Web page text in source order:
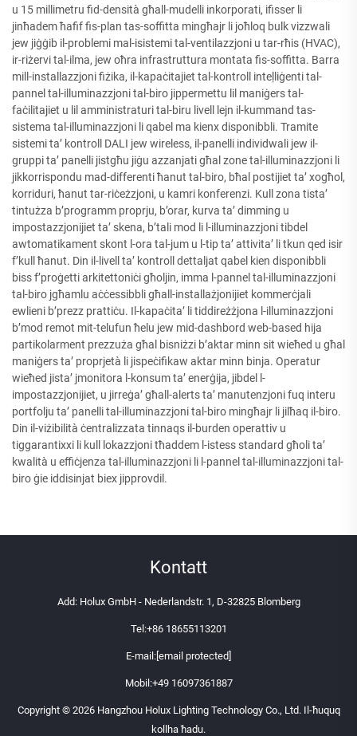
u 15 millimetru fid-densità għall-mudelli inkorporati, ifisser li
jinħadem ħafif fis-plan tas-soffitta mingħajr li joħloq bulk vizzwali
jew jiġġib il-problemi mal-isistemi tal-ventilazzjoni u tar-rħis (HVAC),
ir-riżervi tal-ilma, jew oħra infrastruttura montata fis-soffitta. Barra
mill-installazzjoni fiżika, il-kapaċitajiet tal-kontroll inteḷliġenti tal-
pannel tal-illuminazzjoni tal-biro jippermettu lil maniġers tal-
faċilitajiet u lil amministraturi tal-biru livell lejn il-kummand tas-
sistema tal-illuminazzjoni li qabel ma kienx disponibbli. Tramite
sistemi ta’ kontroll DALI jew wireless, il-panelli individwali jew il-
gruppi ta’ panelli jistgħu jiġu azzanjati għal zone tal-illuminazzjoni li
jikkorrispondu mad-differenti ħanut tal-biro, bħal postijiet ta’ xogħol,
korriduri, ħanut tar-riċeżzjoni, u kamri konferenzi. Kull zona tista’
tintużza b’programm proprju, b’orar, kurva ta’ dimming u
impostazzjonijiet ta’ skena, b’tali mod li l-illuminazzjoni tibdel
awtomatikament skont l-ora tal-jum u l-tip ta’ attivita’ li tkun qed isir
f’kull ħanut. Din il-livell ta’ kontroll dettaljat qabel kien disponibbli
biss f’proġetti arkitettoniċi għoljin, imma l-pannel tal-illuminazzjoni
tal-biro jgħamlu aċċessibbli għall-installażjonijiet kommerċjali
ewlieni b’prezz prattiċu. Il-kapaċita’ li tiddireżżjona l-illuminazzjoni
b’mod remot mit-telufun ħelu jew mid-dashbord web-based hija
partikolarment prezzuża għal bisniżzi b’aktar minn sit wieħed u għal
maniġers ta’ proprjetà li jispeċifikaw aktar minn binja. Operatur
wieħed jista’ jmonitora l-konsum ta’ enerġija, jibdel l-
impostazzjonijiet, u jirreġa’ għall-alerts ta’ manutenzjoni fuq interu
portfolju ta’ panelli tal-illuminazzjoni tal-biro mingħajr li jilħaq il-biro.
Din il-viżibilità ċentralizzata tinnaqs il-burden operattiv u
tiggarantixxi li kull lokazzjoni tħaddem l-istess standard għoli ta’
kwalità u effiċjenza tal-illuminazzjoni li l-pannel tal-illuminazzjoni tal-
biro ġie iddisinjat biex jipprovdil.
Kontatt
Add: Holux GmbH - Nederlandstr. 1, D-32825 Blomberg
Tel:+86 18655113201
E-mail: [email protected]
Mobil:+49 16097361887
Copyright © 2026 Hangzhou Holux Lighting Technology Co., Ltd. Il-ħuquq
kollha ħadu.